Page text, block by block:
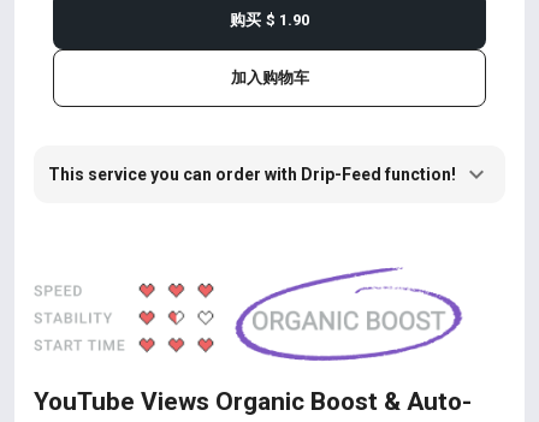
加入购物车
购买 $ 1.90
This service you can order with Drip-Feed function!
YouTube Views Organic Boost & Auto-